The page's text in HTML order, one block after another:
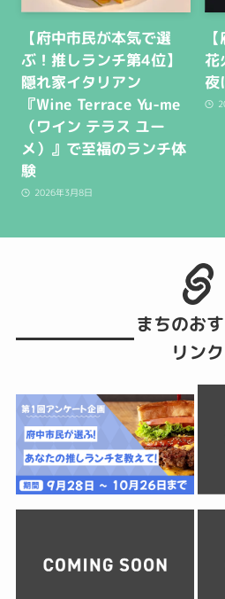
【府中市民が本気で選
ぶ！推しランチ第4位】
隠れ家イタリアン
『Wine Terrace Yu-me
（ワイン テラス ユー
メ）』で至福のランチ体
験
2026年3月8日
花
夜
まちのお
リンク